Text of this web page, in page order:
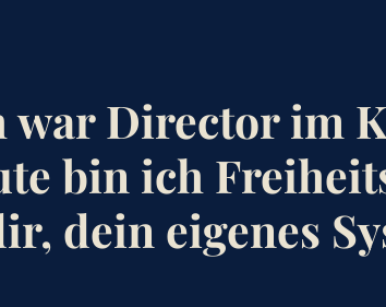
war Director im
bin ich
dein eigenes